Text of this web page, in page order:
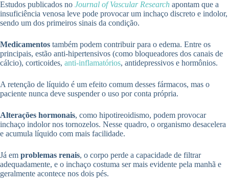
Estudos publicados no Journal of Vascular Research apontam que a
insuficiência venosa leve pode provocar um inchaço discreto e indolor,
sendo um dos primeiros sinais da condição.
Medicamentos também podem contribuir para o edema. Entre os
principais, estão anti-hipertensivos (como bloqueadores dos canais de
cálcio), corticoides, anti-inflamatórios, antidepressivos e hormônios.
A retenção de líquido é um efeito comum desses fármacos, mas o
paciente nunca deve suspender o uso por conta própria.
Alterações hormonais, como hipotireoidismo, podem provocar
inchaço indolor nos tornozelos. Nesse quadro, o organismo desacelera
e acumula líquido com mais facilidade.
Já em problemas renais, o corpo perde a capacidade de filtrar
adequadamente, e o inchaço costuma ser mais evidente pela manhã e
geralmente acontece nos dois pés.